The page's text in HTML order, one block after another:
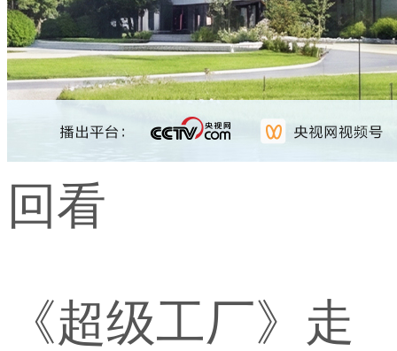
回看
《超级工厂》走